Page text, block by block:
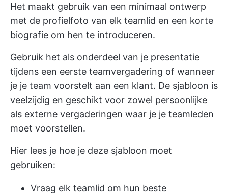
Het maakt gebruik van een minimaal ontwerp
met de profielfoto van elk teamlid en een korte
biografie om hen te introduceren.
Gebruik het als onderdeel van je presentatie
tijdens een eerste teamvergadering of wanneer
je je team voorstelt aan een klant. De sjabloon is
veelzijdig en geschikt voor zowel persoonlijke
als externe vergaderingen waar je je teamleden
moet voorstellen.
Hier lees je hoe je deze sjabloon moet
gebruiken:
Vraag elk teamlid om hun beste